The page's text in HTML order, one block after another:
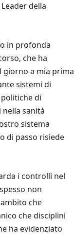
della
in profonda
che ha
giorno a mia prima
sistemi di
di
sanità
sistema
di passo risiede
i controlli nel
non
che
che disciplini
ha evidenziato